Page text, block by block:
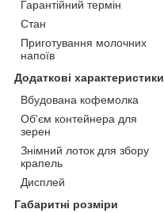
Гарантійний термін
Стан
Приготування молочних
напоїв
Додаткові характеристики
Вбудована кофемолка
Об'єм контейнера для
зерен
Знімний лоток для збору
крапель
Дисплей
Габаритні розміри